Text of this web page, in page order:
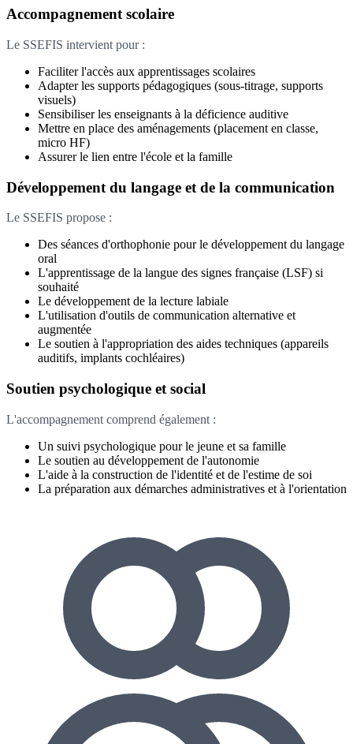
Accompagnement scolaire
Le SSEFIS intervient pour :
Faciliter l'accès aux apprentissages scolaires
Adapter les supports pédagogiques (sous-titrage, supports
visuels)
Sensibiliser les enseignants à la déficience auditive
Mettre en place des aménagements (placement en classe,
micro HF)
Assurer le lien entre l'école et la famille
Développement du langage et de la communication
Le SSEFIS propose :
Des séances d'orthophonie pour le développement du langage
oral
L'apprentissage de la langue des signes française (LSF) si
souhaité
Le développement de la lecture labiale
L'utilisation d'outils de communication alternative et
augmentée
Le soutien à l'appropriation des aides techniques (appareils
auditifs, implants cochléaires)
Soutien psychologique et social
L'accompagnement comprend également :
Un suivi psychologique pour le jeune et sa famille
Le soutien au développement de l'autonomie
L'aide à la construction de l'identité et de l'estime de soi
La préparation aux démarches administratives et à l'orientation